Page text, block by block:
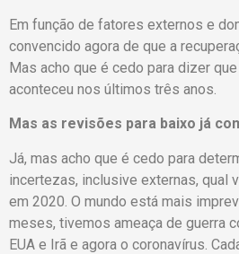
Em função de fatores externos e
convencido agora de que a
Mas acho que é cedo para dizer
aconteceu nos últimos três anos.
Mas as revisões para baixo já
Já, mas acho que é cedo para
incertezas, inclusive externas, qual
em 2020. O mundo está mais
meses, tivemos ameaça de guerra
EUA e Irã e agora o coronavírus.